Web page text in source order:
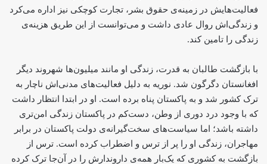
فعالیت‌هایش در زمینه‌ی حقوق بشر، تجارت کوچکی نیز اداره می‌کرد
و زندگی‌اش روال عادی داشت و می‌توانست از این طریق هزینه‌ی
زندگی را تامین کند.
با بازگشت طالبان به قدرت، زندگی او مانند میلیون‌ها شهروند دیگر
افغانستان دگرگون شد. نوریه به دلیل فعالیت‌های مدنی‌اش ناچار به
ترک کشور شد و به پاکستان پناه برده است. او در ابتدا انتظار داشت
که با وجود درد دوری از وطن، دست‌کم در پاکستان زندگی امن‌تری
داشته باشد؛ اما سیاست‌های سخت‌گیرانه‌ی دولت پاکستان در برابر
مهاجران، زندگی او را پر از ترس و اضطراب کرده است. ترس از
بازگشت به کشوری که یک‌بار همه‌ی داروندارش را در آن‌جا ترک کرده